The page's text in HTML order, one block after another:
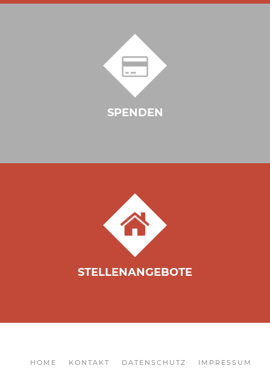
SPENDEN
STELLENANGEBOTE
HOME KONTAKT DATENSCHUTZ IMPRESSUM